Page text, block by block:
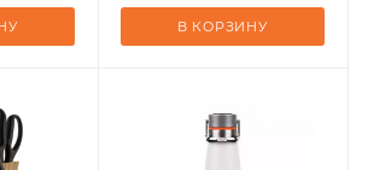
В КОРЗИНУ